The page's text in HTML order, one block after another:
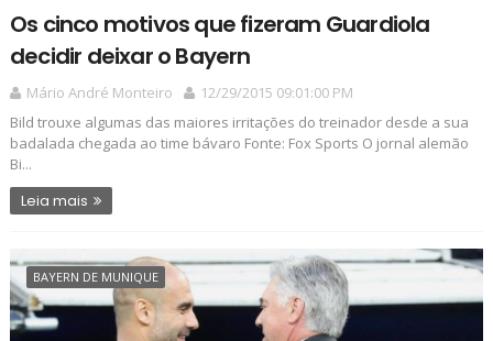
Os cinco motivos que fizeram Guardiola
decidir deixar o Bayern
Mário André Monteiro
12/29/2015 09:01:00 PM
Bild trouxe algumas das maiores irritações do treinador desde a sua
badalada chegada ao time bávaro Fonte: Fox Sports O jornal alemão
Bi...
Leia mais
BAYERN DE MUNIQUE